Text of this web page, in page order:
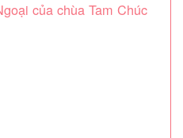
của chùa Tam Chúc